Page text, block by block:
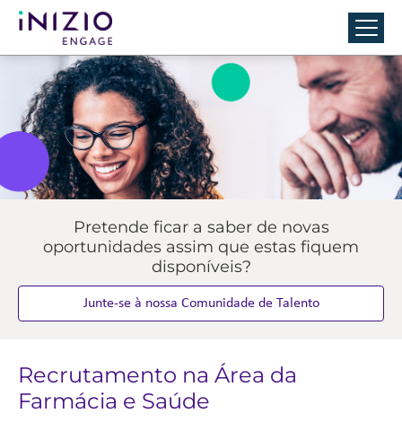
Pretende ficar a saber de novas
oportunidades assim que estas fiquem
disponíveis?
Junte-se à nossa Comunidade de Talento
Recrutamento na Área da
Farmácia e Saúde